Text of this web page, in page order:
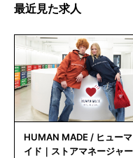
最近見た求人
HUMAN MADE / ヒューマ
イド｜ストアマネージャ